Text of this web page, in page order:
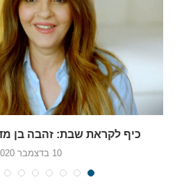
כיף לקראת שבת: זהבה בן
10 בדצמבר 2020